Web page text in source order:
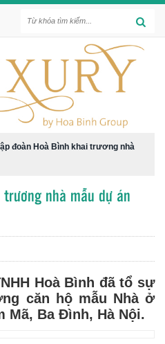
đoàn Hoà Bình khai trương nhà
trương nhà mẫu dự án
Hoà Bình đã tổ sự
căn hộ mẫu Nhà ở
Mã, Ba Đình, Hà Nội.